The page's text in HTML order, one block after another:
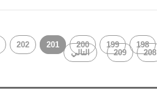
198
199
200
201
202
208
209 التالي